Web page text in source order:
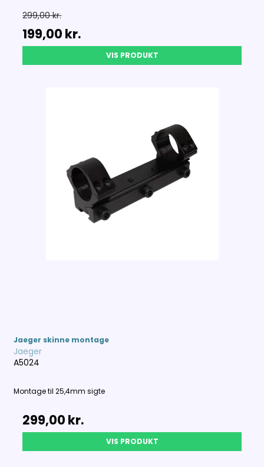
299,00 kr.
199,00 kr.
VIS PRODUKT
Jaeger skinne montage
Jaeger
A5024
Montage til 25,4mm sigte
299,00 kr.
VIS PRODUKT